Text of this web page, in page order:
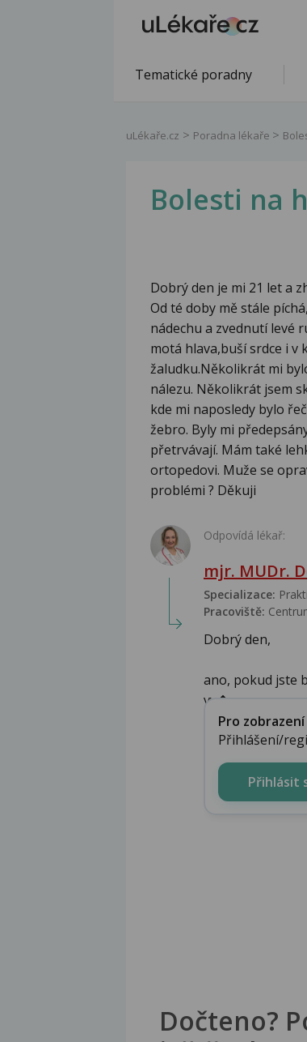
Tematické poradny
uLékaře.cz Poradna lékaře
Bolesti na
Dobrý den je mi 21 let a
Od té doby mě stále
nádechu a zvednutí levé
motá hlava,buší srdce i v
žaludku.Několikrát mi
nálezu. Několikrát jsem
kde mi naposledy bylo
žebro. Byly mi
přetrvávají. Mám také
ortopedovi. Muže se
problémi ? Děkuji
Odpovídá lékař:
mjr. MUDr.
Specializace:
Pracoviště:
Dobrý den,
ano, pokud jste
vy�...
Pro
Přihlášení/
Přihlásit
Dočteno?